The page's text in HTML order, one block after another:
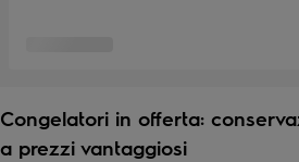
Congelatori in offerta:
a prezzi vantaggiosi